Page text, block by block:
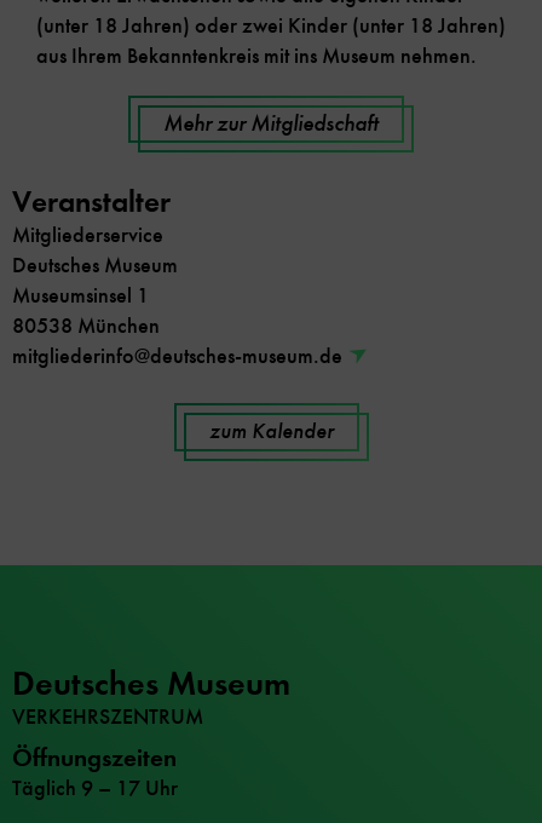
(unter 18 Jahren) oder zwei Kinder (unter 18 Jahren)
aus Ihrem Bekanntenkreis mit ins Museum nehmen.
Mehr zur Mitgliedschaft
Veranstalter
Mitgliederservice
Deutsches Museum
Museumsinsel 1
80538 München
mitgliederinfo@deutsches-museum.de
zum Kalender
Deutsches Museum
VERKEHRSZENTRUM
Öffnungszeiten
Täglich 9 – 17 Uhr